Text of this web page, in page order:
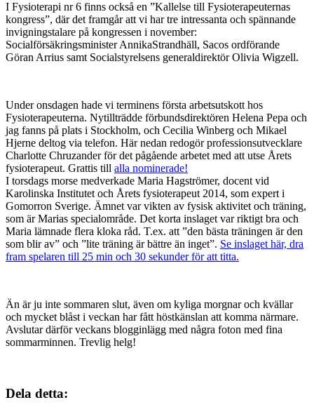
I Fysioterapi nr 6 finns också en ”Kallelse till Fysioterapeuternas
kongress”, där det framgår att vi har tre intressanta och spännande
invigningstalare på kongressen i november:
Socialförsäkringsminister AnnikaStrandhäll, Sacos ordförande
Göran Arrius samt Socialstyrelsens generaldirektör Olivia Wigzell.
Under onsdagen hade vi terminens första arbetsutskott hos
Fysioterapeuterna. Nytillträdde förbundsdirektören Helena Pepa och
jag fanns på plats i Stockholm, och Cecilia Winberg och Mikael
Hjerne deltog via telefon. Här nedan redogör professionsutvecklare
Charlotte Chruzander för det pågående arbetet med att utse Årets
fysioterapeut. Grattis till alla nominerade!
I torsdags morse medverkade Maria Hagströmer, docent vid
Karolinska Institutet och Årets fysioterapeut 2014, som expert i
Gomorron Sverige. Ämnet var vikten av fysisk aktivitet och träning,
som är Marias specialområde. Det korta inslaget var riktigt bra och
Maria lämnade flera kloka råd. T.ex. att ”den bästa träningen är den
som blir av” och ”lite träning är bättre än inget”. Se inslaget här, dra
fram spelaren till 25 min och 30 sekunder för att titta.
Än är ju inte sommaren slut, även om kyliga morgnar och kvällar
och mycket blåst i veckan har fått höstkänslan att komma närmare.
Avslutar därför veckans blogginlägg med några foton med fina
sommarminnen. Trevlig helg!
Dela detta: